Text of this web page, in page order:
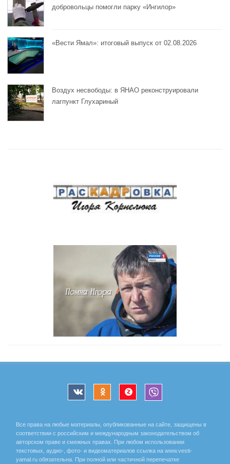
добровольцы помогли парку «Ингилор»
«Вести Ямал»: итоговый выпуск от 02.08.2026
Воздух несвободы: в ЯНАО реконструировали
лагпункт Глухариный
Все права на любые материалы, опубликованные на сайте, защищены в
соответствии с российским и международным законодательством об
авторском праве и смежных правах. При любом использовании
текстовых, аудио-, фото- и видеоматериалов ссылка на www.vesti-
yamal.ru обязательна. При полной или частичной перепечатке